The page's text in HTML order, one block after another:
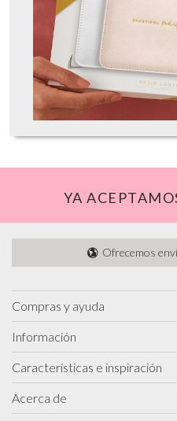
YA
Ofrecemos
Compras y ayuda
Información
Características e inspiración
Acerca de